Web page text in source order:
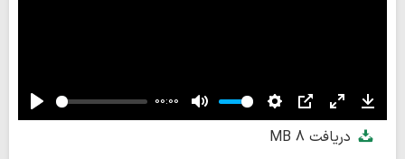
Play
00:00
Mute Settings
PIP Enter
fullscreenدریافت8 MB